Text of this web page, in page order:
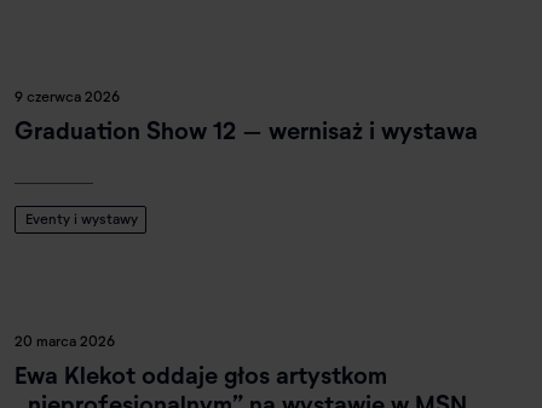
9 czerwca 2026
Graduation Show 12 – wernisaż i wystawa
Eventy i wystawy
20 marca 2026
Ewa Klekot oddaje głos artystkom